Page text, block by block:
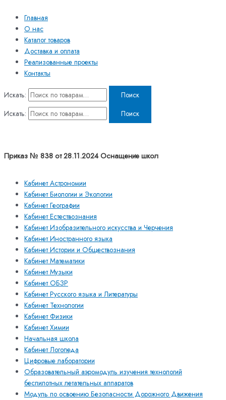
Главная
О нас
Каталог товаров
Доставка и оплата
Реализованные проекты
Контакты
Искать:
Поиск
Искать:
Поиск
Приказ № 838 от 28.11.2024 Оснащение школ
Кабинет Астрономии
Кабинет Биологии и Экологии
Кабинет Географии
Кабинет Естествознания
Кабинет Изобразительного искусства и Черчения
Кабинет Иностранного языка
Кабинет Истории и Обществознания
Кабинет Математики
Кабинет Музыки
Кабинет ОБЗР
Кабинет Русского языка и Литературы
Кабинет Технологии
Кабинет Физики
Кабинет Химии
Начальная школа
Кабинет Логопеда
Цифровые лаборатории
Образовательный аэромодуль изучения технологий
беспилотных летательных аппаратов
Модуль по освоению Безопасности Дорожного Движения